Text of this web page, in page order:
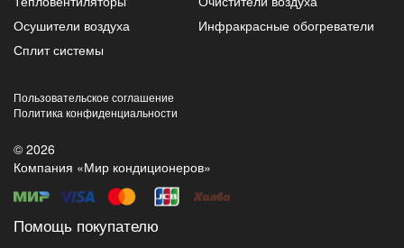
Осушители воздуха
Инфракрасные обогреватели
Сплит системы
Пользовательское соглашение
Политика конфиденциальности
© 2026
Компания «Мир кондиционеров»
Помощь покупателю